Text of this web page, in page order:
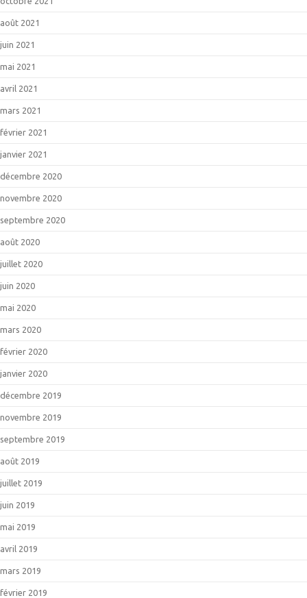
août 2021
juin 2021
mai 2021
avril 2021
mars 2021
février 2021
janvier 2021
décembre 2020
novembre 2020
septembre 2020
août 2020
juillet 2020
juin 2020
mai 2020
mars 2020
février 2020
janvier 2020
décembre 2019
novembre 2019
septembre 2019
août 2019
juillet 2019
juin 2019
mai 2019
avril 2019
mars 2019
février 2019